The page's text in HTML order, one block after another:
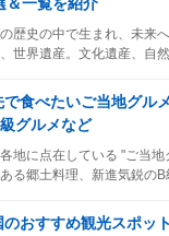
歴史の中で生まれ、未来
世界遺産。文化遺産、自
で食べたいご当地グル
グルメなど
地に点在している "ご当地
る郷土料理、新進気鋭の
のおすすめ観光スポッ